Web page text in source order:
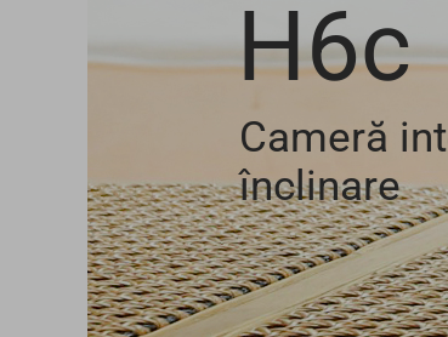
H6c
Cameră
înclinare